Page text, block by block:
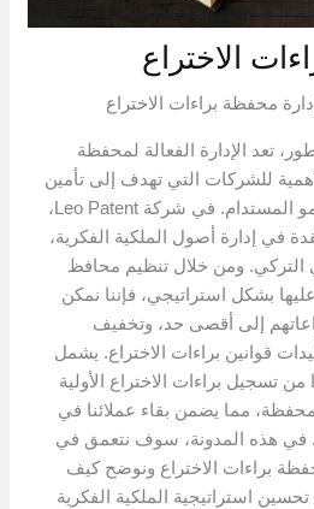
الاختراع
محفظة براءات الاختراع
تعد الإدارة الفعالة لمحفظة
للشركات التي تهدف إلى تأمين
الميزة التنافسية وتعزيز النمو المستدام. في شركة Leo Patent،
في إدارة أصول الملكية الفكرية،
التركي. ومن خلال تنظيم محافظ
بشكل استراتيجي، فإننا نمكن
إلى أقصى حد، وتخفيف
قوانين براءات الاختراع. يشمل
تسجيل براءات الاختراع الأولية
مما يضمن بقاء عملائنا في
في هذه المدونة، سوف نتعمق في
براءات الاختراع ونوضح كيف
استراتيجية الملكية الفكرية